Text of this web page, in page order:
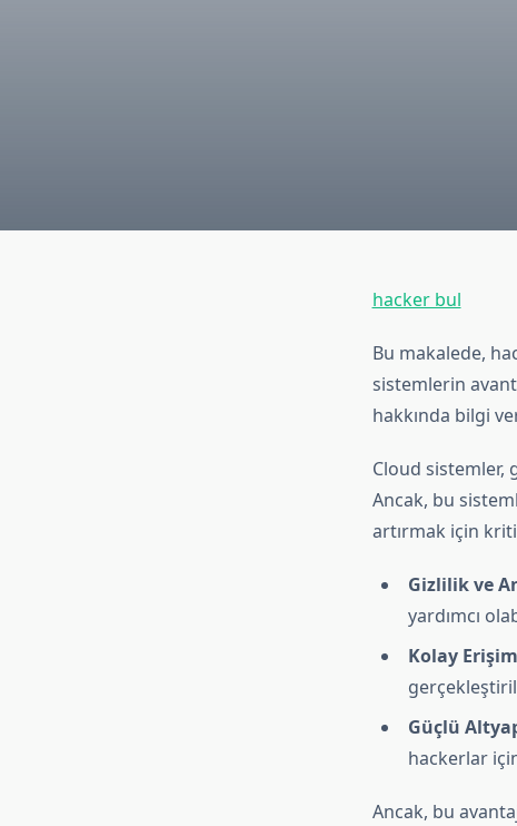
hacker bul
Bu makalede,
sistemlerin
hakkında bilgi
Cloud
Ancak, bu
artırmak için
Gizlilik ve
yardımcı
Kolay
Güçlü
hackerlar
Ancak, bu